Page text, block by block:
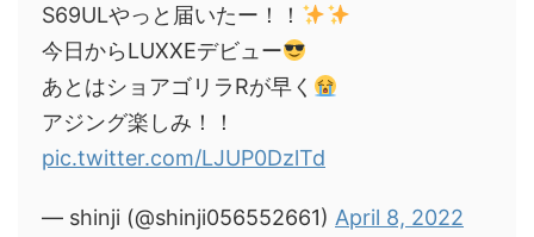
S69ULやっと届いたー！！
今日からLUXXEデビュー
あとはショアゴリラRが早く
アジング楽しみ！！
pic.twitter.com/LJUP0DzlTd
— shinji (@shinji056552661) April 8, 2022